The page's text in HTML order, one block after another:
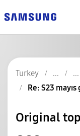
Turkey
Re: S23
Original